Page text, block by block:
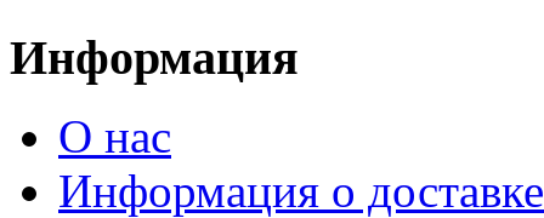
Информация
О нас
Информация о доставке